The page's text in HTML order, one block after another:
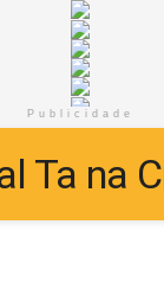
Publicidade